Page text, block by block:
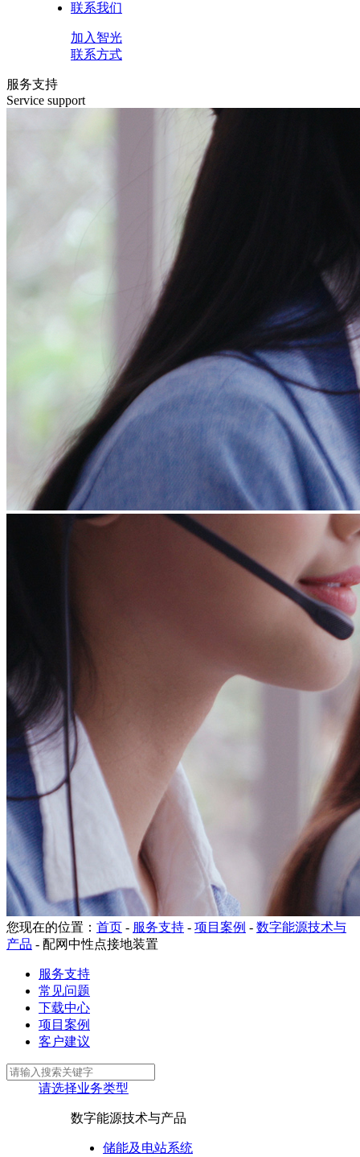
联系我们
加入智光
联系方式
服务支持
Service support
您现在的位置： 首页 - 服务支持 - 项目案例 - 数字能源技术与
产品 - 配网中性点接地装置
服务支持
常见问题
下载中心
项目案例
客户建议
请选择业务类型
数字能源技术与产品
储能及电站系统